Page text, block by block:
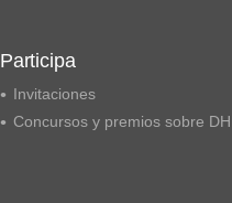
Participa
Invitaciones
Concursos y premios sobre DH